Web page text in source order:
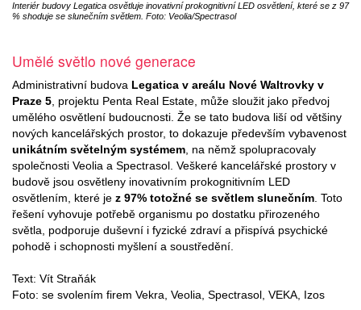
Interiér budovy Legatica osvětluje inovativní prokognitivní LED osvětlení, které se z 97
% shoduje se slunečním světlem. Foto: Veolia/Spectrasol
Umělé světlo nové generace
Administrativní budova Legatica v areálu Nové Waltrovky v
Praze 5 , projektu Penta Real Estate, může sloužit jako předvoj
umělého osvětlení budoucnosti. Že se tato budova liší od většiny
nových kancelářských prostor, to dokazuje především vybavenost
unikátním světelným systémem , na němž spolupracovaly
společnosti Veolia a Spectrasol. Veškeré kancelářské prostory v
budově jsou osvětleny inovativním prokognitivním LED
osvětlením, které je z 97% totožné se světlem slunečním . Toto
řešení vyhovuje potřebě organismu po dostatku přirozeného
světla, podporuje duševní i fyzické zdraví a přispívá psychické
pohodě i schopnosti myšlení a soustředění.
Text: Vít Straňák
Foto: se svolením firem Vekra, Veolia, Spectrasol, VEKA, Izos